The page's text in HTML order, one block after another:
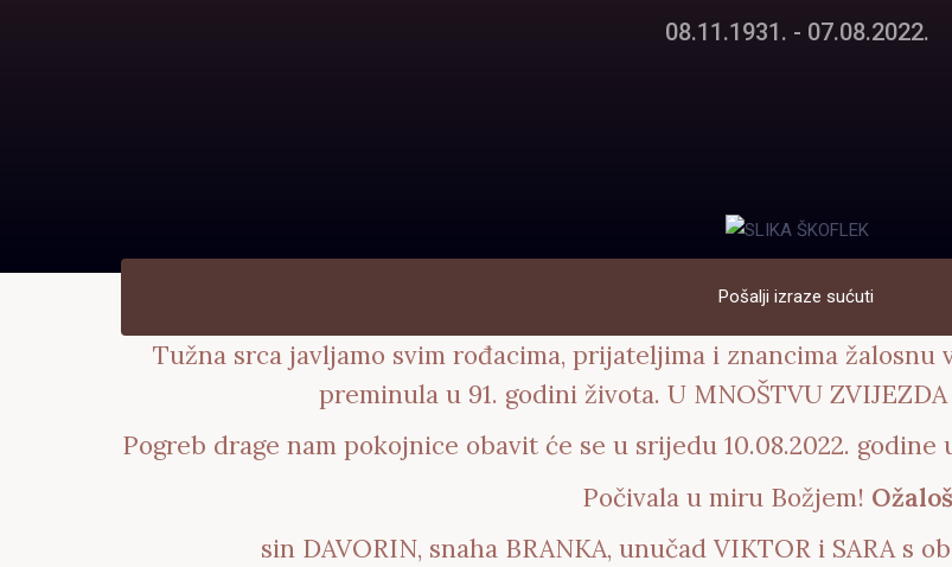
08.11.1931. - 07.08.2022.
Pošalji izraze sućuti
Tužna srca javljamo svim rođacima, prijateljima i znancima žalosnu
preminula u 91. godini života. U MNOŠTVU ZVIJEZDA
Pogreb drage nam pokojnice obavit će se u srijedu 10.08.2022.
Počivala u miru Božjem!
sin DAVORIN, snaha BRANKA, unučad VIKTOR i SARA s